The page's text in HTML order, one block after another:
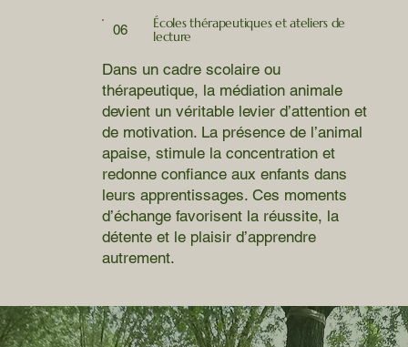
06
Écoles thérapeutiques et ateliers de
lecture
Dans un cadre scolaire ou
thérapeutique, la médiation animale
devient un véritable levier d’attention et
de motivation. La présence de l’animal
apaise, stimule la concentration et
redonne confiance aux enfants dans
leurs apprentissages. Ces moments
d’échange favorisent la réussite, la
détente et le plaisir d’apprendre
autrement.